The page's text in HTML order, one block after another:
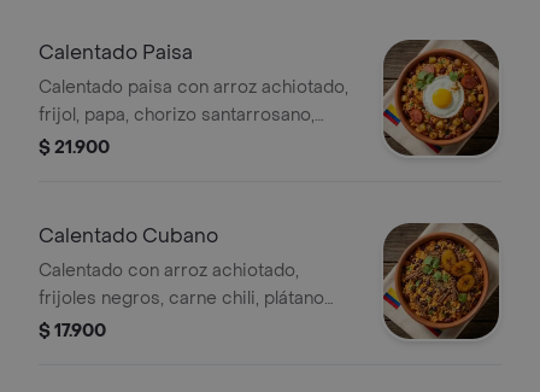
Calentado Paisa
Calentado paisa con arroz achiotado,
frijol, papa, chorizo santarrosano,
huevo y plátano frito, acompañado de
$ 21.900
Calentado Cubano
Calentado con arroz achiotado,
frijoles negros, carne chili, plátano
frito y cilantro fresco.
$ 17.900